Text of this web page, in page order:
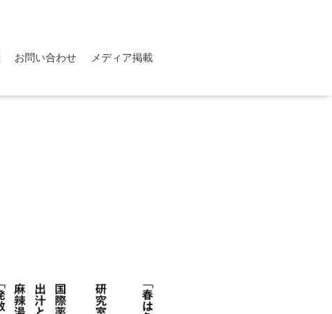
お問い合わせ
メディア掲載